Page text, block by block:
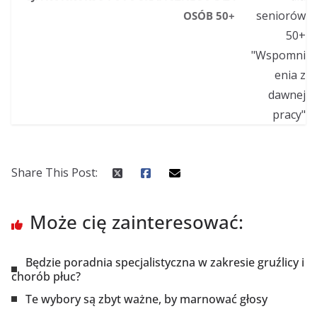
OSÓB 50+
Share This Post:
Może cię zainteresować:
Będzie poradnia specjalistyczna w zakresie gruźlicy i
chorób płuc?
Te wybory są zbyt ważne, by marnować głosy